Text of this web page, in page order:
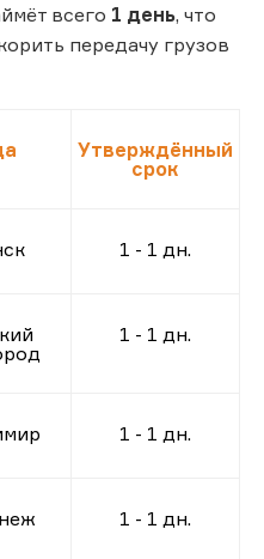
всего 1 день, что
передачу грузов
Утверждённый
срок
1 - 1 дн.
1 - 1 дн.
1 - 1 дн.
1 - 1 дн.